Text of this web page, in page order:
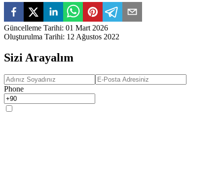
Güncelleme Tarihi: 01 Mart 2026
Oluşturulma Tarihi: 12 Ağustos 2022
Sizi Arayalım
Phone